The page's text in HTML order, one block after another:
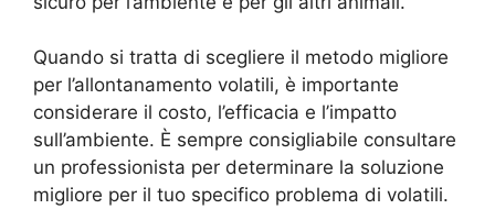
Quando si tratta di scegliere il metodo migliore
per l’allontanamento volatili, è importante
considerare il costo, l’efficacia e l’impatto
sull’ambiente. È sempre consigliabile consultare
un professionista per determinare la soluzione
migliore per il tuo specifico problema di volatili.